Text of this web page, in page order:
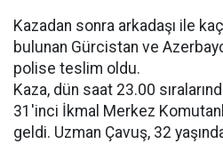
Kazadan sonra arkadaşı ile
bulunan Gürcistan ve
polise teslim oldu.
Kaza, dün saat 23.00
31'inci İkmal Merkez
geldi. Uzman Çavuş, 32